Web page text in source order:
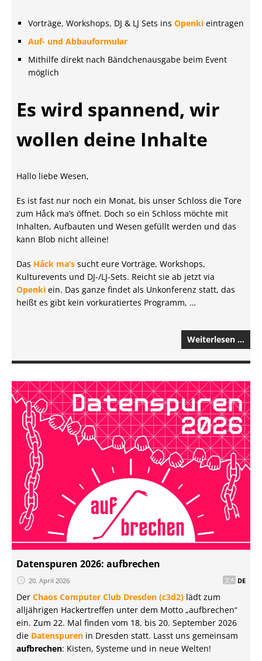
Vorträge, Workshops, DJ & LJ Sets ins Openki eintragen
Auf- und Abbauformular
Mithilfe direkt nach Bändchenausgabe beim Event
möglich
Es wird spannend, wir
wollen deine Inhalte
Hallo liebe Wesen,
Es ist fast nur noch ein Monat, bis unser Schloss die Tore
zum Håck ma’s öffnet. Doch so ein Schloss möchte mit
Inhalten, Aufbauten und Wesen gefüllt werden und das
kann Blob nicht alleine!
Das Håck ma’s sucht eure Vorträge, Workshops,
Kulturevents und DJ-/LJ-Sets. Reicht sie ab jetzt via
Openki ein. Das ganze findet als Unkonferenz statt, das
heißt es gibt kein vorkuratiertes Programm, …
Weiterlesen …
Datenspuren 2026: aufbrechen
20. April 2026 DE
Der Chaos Computer Club Dresden (c3d2) lädt zum
alljährigen Hackertreffen unter dem Motto „aufbrechen“
ein. Zum 22. Mal finden vom 18. bis 20. September 2026
die Datenspuren in Dresden statt. Lasst uns gemeinsam
aufbrechen: Kisten, Systeme und in neue Welten!